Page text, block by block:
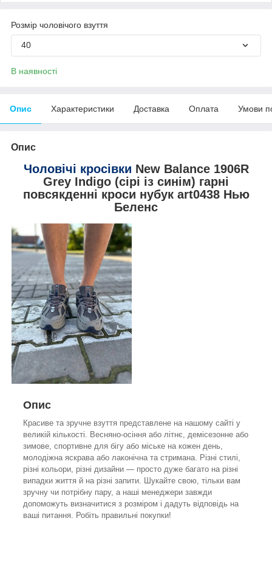
Розмір чоловічого взуття
40
В наявності
Опис Характеристики Доставка Оплата Умови
Опис
Чоловічі кросівки New Balance 1906R
Grey Indigo (сірі із синім) гарні
повсякденні кроси нубук art0438 Нью
Беленс
Опис
Красиве та зручне взуття представлене на нашому сайті у
великій кількості. Весняно-осіння або літнє, демісезонне або
зимове, спортивне для бігу або міське на кожен день,
молодіжна яскрава або лаконічна та стримана. Різні стилі,
різні кольори, різні дизайни — просто дуже багато на різні
випадки життя й на різні запити. Шукайте свою, тільки вам
зручну чи потрібну пару, а наші менеджери завжди
допоможуть визначитися з розміром і дадуть відповідь на
ваші питання. Робіть правильні покупки!